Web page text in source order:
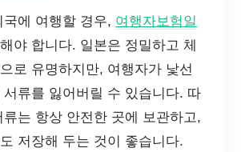
에 여행할 경우, 여행자보험일
야 합니다. 일본은 정밀하고 체
로 유명하지만, 여행자가 낯선
서류를 잃어버릴 수 있습니다. 따
는 항상 안전한 곳에 보관하고,
저장해 두는 것이 좋습니다.